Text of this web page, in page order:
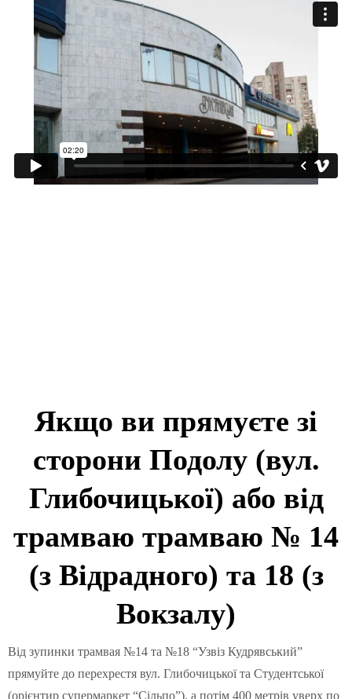
Якщо ви прямуєте зі
сторони Подолу (вул.
Глибочицької) або від
трамваю трамваю № 14
(з Відрадного) та 18 (з
Вокзалу)
Від зупинки трамвая №14 та №18 “Узвіз Кудрявський”
прямуйте до перехрестя вул. Глибочицької та Студентської
(орієнтир супермаркет “Сільпо”), а потім 400 метрів уверх по